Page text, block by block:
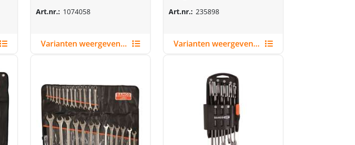
Art.nr.: 1074058
Varianten weergeven (6)
Art.nr.: 235898
Varianten weergeven (2)